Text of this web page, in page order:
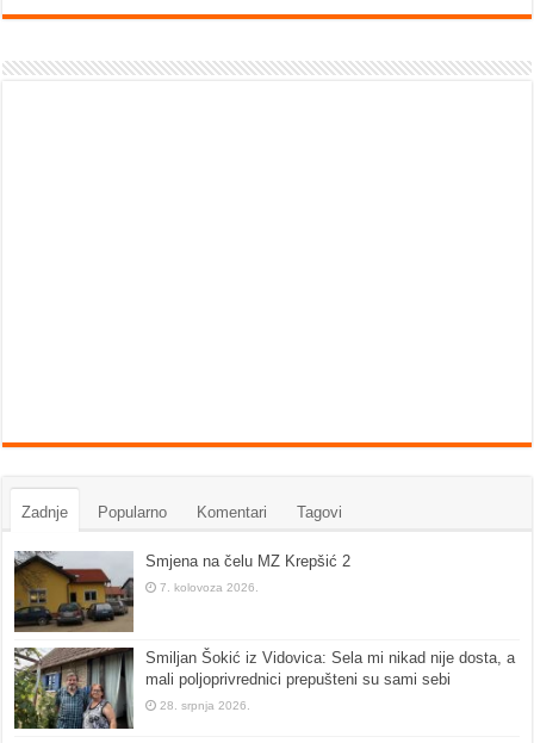
Zadnje Popularno Komentari Tagovi
Smjena na čelu MZ Krepšić 2
7. kolovoza 2026.
Smiljan Šokić iz Vidovica: Sela mi nikad nije dosta, a
mali poljoprivrednici prepušteni su sami sebi
28. srpnja 2026.